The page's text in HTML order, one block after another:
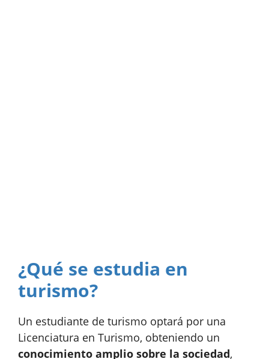
¿Qué se estudia en
turismo?
Un estudiante de turismo optará por una
Licenciatura en Turismo, obteniendo un
conocimiento amplio sobre la sociedad,